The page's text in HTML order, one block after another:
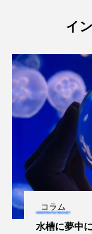
オットセイ
オーストラリア
カイロウドウケツ
カエルアンコウ
カクレクマノミ
カタボシイワシ
イ
コラム
水槽に夢中